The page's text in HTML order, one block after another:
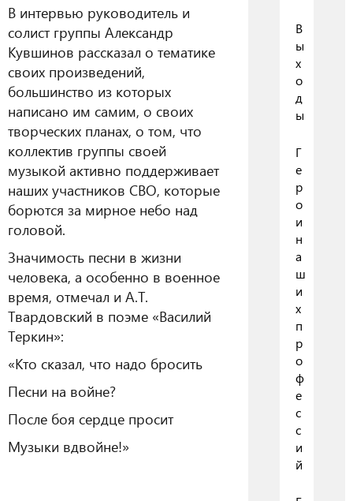
В интервью руководитель и
солист группы Александр
Кувшинов рассказал о тематике
своих произведений,
большинство из которых
написано им самим, о своих
творческих планах, о том, что
коллектив группы своей
музыкой активно поддерживает
наших участников СВО, которые
борются за мирное небо над
головой.
Значимость песни в жизни
человека, а особенно в военное
время, отмечал и А.Т.
Твардовский в поэме «Василий
Теркин»:
«Кто сказал, что надо бросить
Песни на войне?
После боя сердце просит
Музыки вдвойне!»
В
ы
х
о
д
ы
Г
е
р
о
и
н
а
ш
и
х
п
р
о
ф
е
с
с
и
й